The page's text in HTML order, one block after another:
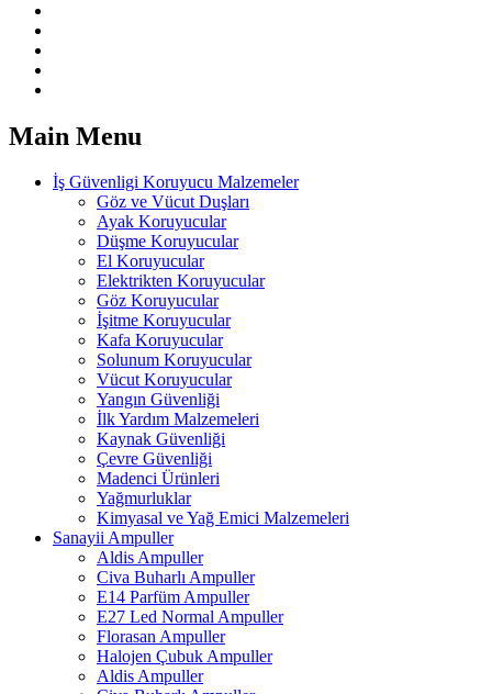
Main Menu
İş Güvenligi Koruyucu Malzemeler
Göz ve Vücut Duşları
Ayak Koruyucular
Düşme Koruyucular
El Koruyucular
Elektrikten Koruyucular
Göz Koruyucular
İşitme Koruyucular
Kafa Koruyucular
Solunum Koruyucular
Vücut Koruyucular
Yangın Güvenliği
İlk Yardım Malzemeleri
Kaynak Güvenliği
Çevre Güvenliği
Madenci Ürünleri
Yağmurluklar
Kimyasal ve Yağ Emici Malzemeleri
Sanayii Ampuller
Aldis Ampuller
Civa Buharlı Ampuller
E14 Parfüm Ampuller
E27 Led Normal Ampuller
Florasan Ampuller
Halojen Çubuk Ampuller
Aldis Ampuller